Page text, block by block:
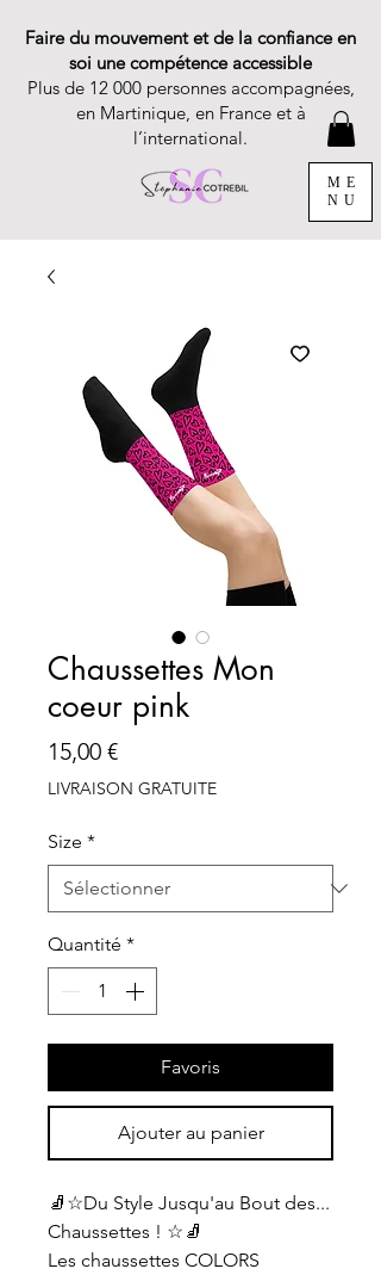
Faire du mouvement et de la confiance en
soi une compétence accessible
Plus de 12 000 personnes accompagnées,
en Martinique, en France et à
l’international.
ME
NU
Chaussettes Mon
coeur pink
15,00 €Prix
LIVRAISON GRATUITE
Size *
Quantité *
Favoris
Ajouter au panier
🧦☆Du Style Jusqu'au Bout des...
Chaussettes ! ☆🧦
Les chaussettes COLORS